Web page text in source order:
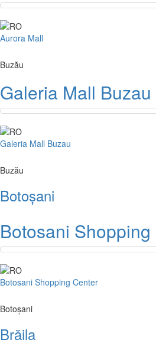
Aurora Mall
Buzău
Galeria Mall Buzau
Galeria Mall Buzau
Buzău
Botoșani
Botosani
Botosani Shopping Center
Botoșani
Brăila